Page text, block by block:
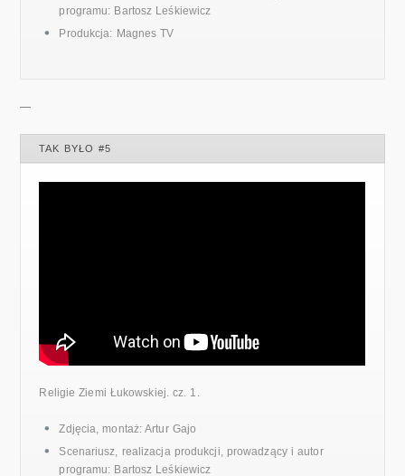
programu: Bartosz Leśkiewicz
Produkcja: Magnes TV
—
TAK BYŁO #5
Religie Ziemi Łukowskiej. cz. 1.
Zdjęcia, montaż: Artur Gajo
Scenariusz, realizacja produkcji, prowadzący i autor
programu: Bartosz Leśkiewicz